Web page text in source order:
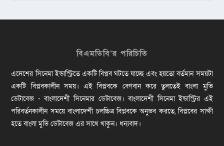
বিএমডিবি’র পরিচিতি
এদেশের সিনেমা ইন্ডাস্ট্রিতে একটি বিপ্লব ঘটতে যাচ্ছে এবং হয়তো বর্তমান সময়টা
একটি বিপ্লবকালীন সময়। এই বিপ্লবকে বেগবান করে তুলতেই বাংলা মুভি
ডেটাবেজ - বাংলাদেশী সিনেমার ডেটাবেজ। বাংলাদেশী সিনেমা ইন্ডাস্ট্রির এই
পরিবর্তনকালীন সময়ে বাংলাদেশী চলচ্চিত্র বিপ্লবকে অনুভব করতে, বিপ্লবের সাক্ষী
হতে বাংলা মুভি ডেটাবেজ এর সাথে থাকুন। ধন্যবাদ।